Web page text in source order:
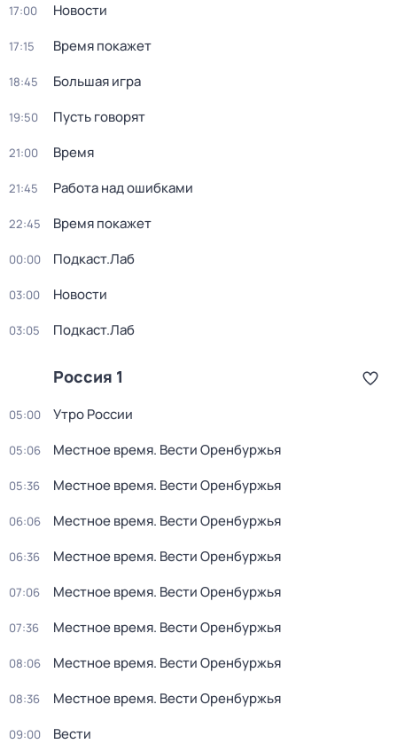
17:00 Новости
17:15 Время покажет
18:45 Большая игра
19:50 Пусть говорят
21:00 Время
21:45 Работа над ошибками
22:45 Время покажет
00:00 Подкаст.Лаб
03:00 Новости
03:05 Подкаст.Лаб
Россия 1
05:00 Утро России
05:06 Местное время. Вести Оренбуржья
05:36 Местное время. Вести Оренбуржья
06:06 Местное время. Вести Оренбуржья
06:36 Местное время. Вести Оренбуржья
07:06 Местное время. Вести Оренбуржья
07:36 Местное время. Вести Оренбуржья
08:06 Местное время. Вести Оренбуржья
08:36 Местное время. Вести Оренбуржья
09:00 Вести